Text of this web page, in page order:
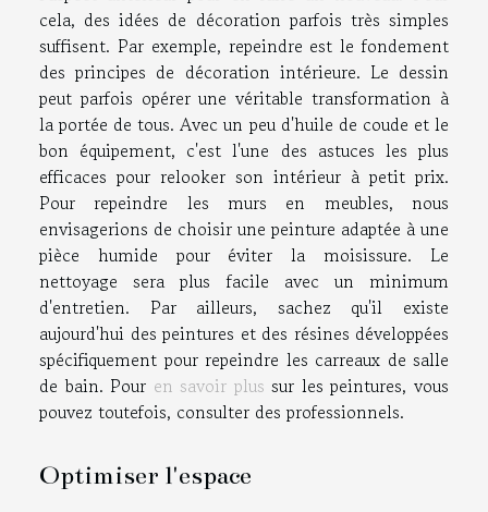
cela, des idées de décoration parfois très simples
suffisent. Par exemple, repeindre est le fondement
des principes de décoration intérieure. Le dessin
peut parfois opérer une véritable transformation à
la portée de tous. Avec un peu d'huile de coude et le
bon équipement, c'est l'une des astuces les plus
efficaces pour relooker son intérieur à petit prix.
Pour repeindre les murs en meubles, nous
envisagerions de choisir une peinture adaptée à une
pièce humide pour éviter la moisissure. Le
nettoyage sera plus facile avec un minimum
d'entretien. Par ailleurs, sachez qu'il existe
aujourd'hui des peintures et des résines développées
spécifiquement pour repeindre les carreaux de salle
de bain. Pour en savoir plus sur les peintures, vous
pouvez toutefois, consulter des professionnels.
Optimiser l'espace